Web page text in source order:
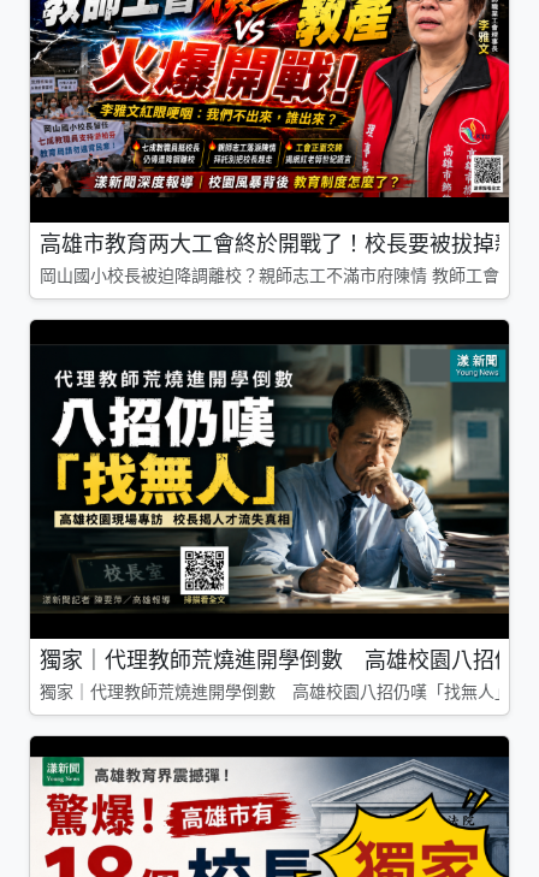
高雄市教育两大工會終於開戰了！校長要被拔掉親
岡山國小校長被迫降調離校？親師志工不滿市府陳情 教師工會槓
獨家｜代理教師荒燒進開學倒數 高雄校園八招仍
獨家｜代理教師荒燒進開學倒數 高雄校園八招仍嘆「找無人」